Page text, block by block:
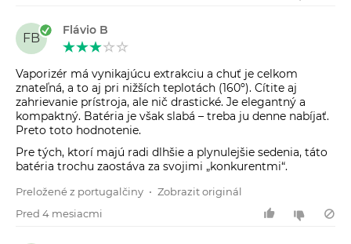
FB
Flávio B
Vaporizér má vynikajúcu extrakciu a chuť je celkom
znateľná, a to aj pri nižších teplotách (160º). Cítite aj
zahrievanie prístroja, ale nič drastické. Je elegantný a
kompaktný. Batéria je však slabá – treba ju denne nabíjať.
Preto toto hodnotenie.
Pre tých, ktorí majú radi dlhšie a plynulejšie sedenia, táto
batéria trochu zaostáva za svojimi „konkurentmi“.
Preložené z portugalčiny • Zobrazit originál
Pred 4 mesiacmi